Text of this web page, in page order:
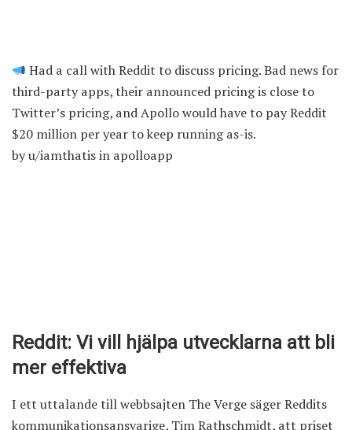
Had a call with Reddit to discuss pricing. Bad news for
third-party apps, their announced pricing is close to
Twitter’s pricing, and Apollo would have to pay Reddit
$20 million per year to keep running as-is.
byu/iamthatisin apolloapp
Reddit: Vi vill hjälpa utvecklarna att bli
mer effektiva
I ett uttalande till webbsajten The Verge säger Reddits
kommunikationsansvarige, Tim Rathschmidt, att priset